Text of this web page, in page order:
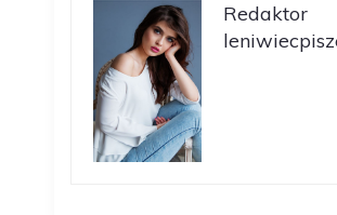
Redaktor